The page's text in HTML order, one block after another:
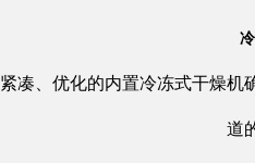
紧凑、优化的内置冷冻式干燥机
道